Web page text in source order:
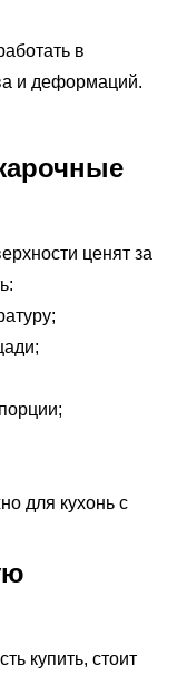
в
и деформаций.
ценят за
для кухонь с
купить, стоит